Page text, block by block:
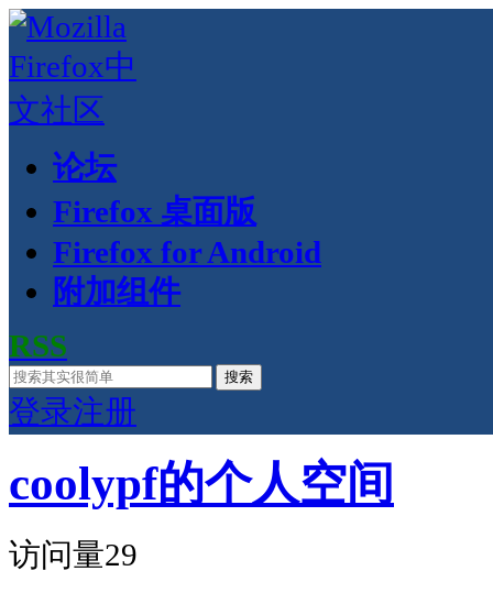
论坛
Firefox 桌面版
Firefox for Android
附加组件
RSS
搜索
登录注册
coolypf的个人空间
访问量29